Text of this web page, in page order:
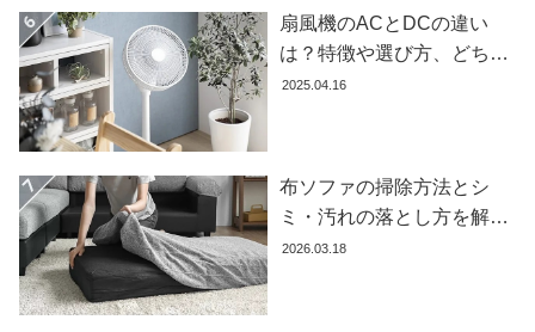
ン
ガ
イ
お
支
払
い
に
つ
扇風機のACとDCの違い
は？特徴や選び方、どちら
が良いかを徹底解説【おす
2025.04.16
布ソファの掃除方法とシ
ミ・汚れの落とし方を解説
【自分でできる】
2026.03.18